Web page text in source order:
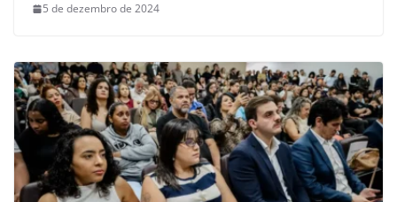
5 de dezembro de 2024